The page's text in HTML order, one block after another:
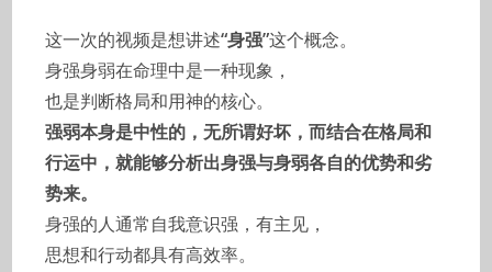
这一次的视频是想讲述“身强”这个概念。
身强身弱在命理中是一种现象，
也是判断格局和用神的核心。
强弱本身是中性的，无所谓好坏，而结合在格局和
行运中，就能够分析出身强与身弱各自的优势和劣
势来。
身强的人通常自我意识强，有主见，
思想和行动都具有高效率。